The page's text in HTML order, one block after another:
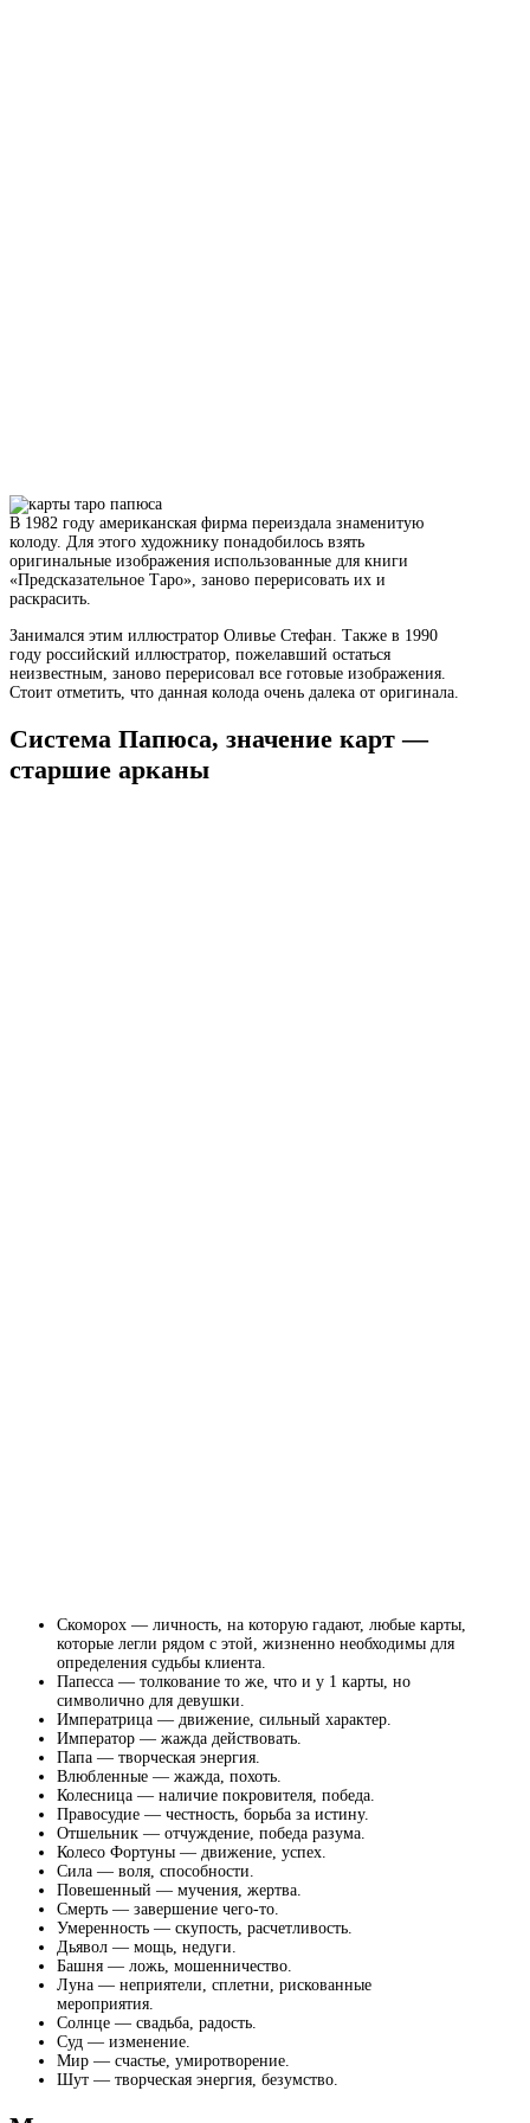
В 1982 году американская фирма переиздала знаменитую
колоду. Для этого художнику понадобилось взять
оригинальные изображения использованные для книги
«Предсказательное Таро», заново перерисовать их и
раскрасить.
Занимался этим иллюстратор Оливье Стефан. Также в 1990
году российский иллюстратор, пожелавший остаться
неизвестным, заново перерисовал все готовые изображения.
Стоит отметить, что данная колода очень далека от оригинала.
Система Папюса, значение карт —
старшие арканы
Скоморох — личность, на которую гадают, любые карты,
которые легли рядом с этой, жизненно необходимы для
определения судьбы клиента.
Папесса — толкование то же, что и у 1 карты, но
символично для девушки.
Императрица — движение, сильный характер.
Император — жажда действовать.
Папа — творческая энергия.
Влюбленные — жажда, похоть.
Колесница — наличие покровителя, победа.
Правосудие — честность, борьба за истину.
Отшельник — отчуждение, победа разума.
Колесо Фортуны — движение, успех.
Сила — воля, способности.
Повешенный — мучения, жертва.
Смерть — завершение чего-то.
Умеренность — скупость, расчетливость.
Дьявол — мощь, недуги.
Башня — ложь, мошенничество.
Луна — неприятели, сплетни, рискованные
мероприятия.
Солнце — свадьба, радость.
Суд — изменение.
Мир — счастье, умиротворение.
Шут — творческая энергия, безумство.